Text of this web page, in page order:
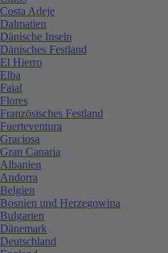
Costa Adeje
Dalmatien
Dänische Inseln
Dänisches Festland
El Hierro
Elba
Faial
Flores
Französisches Festland
Fuerteventura
Graciosa
Gran Canaria
Albanien
Andorra
Belgien
Bosnien und Herzegowina
Bulgarien
Dänemark
Deutschland